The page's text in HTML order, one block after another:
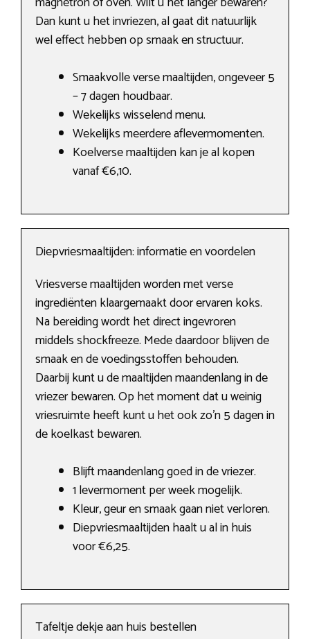
Dan kunt u het invriezen, al gaat dit natuurlijk
wel effect hebben op smaak en structuur.
Smaakvolle verse maaltijden, ongeveer 5
– 7 dagen houdbaar.
Wekelijks wisselend menu.
Wekelijks meerdere aflevermomenten.
Koelverse maaltijden kan je al kopen
vanaf €6,10.
Diepvriesmaaltijden: informatie en voordelen
Vriesverse maaltijden worden met verse
ingrediënten klaargemaakt door ervaren koks.
Na bereiding wordt het direct ingevroren
middels shockfreeze. Mede daardoor blijven de
smaak en de voedingsstoffen behouden.
Daarbij kunt u de maaltijden maandenlang in de
vriezer bewaren. Op het moment dat u weinig
vriesruimte heeft kunt u het ook zo’n 5 dagen in
de koelkast bewaren.
Blijft maandenlang goed in de vriezer.
1 levermoment per week mogelijk.
Kleur, geur en smaak gaan niet verloren.
Diepvriesmaaltijden haalt u al in huis
voor €6,25.
Tafeltje dekje aan huis bestellen